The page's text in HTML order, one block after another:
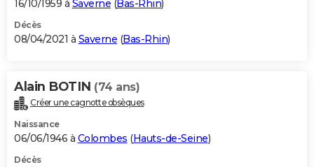
16/10/1959 à Saverne (Bas-Rhin)
Décès
08/04/2021 à Saverne (Bas-Rhin)
Alain BOTIN (74 ans)
Créer une cagnotte obsèques
Naissance
06/06/1946 à Colombes (Hauts-de-Seine)
Décès